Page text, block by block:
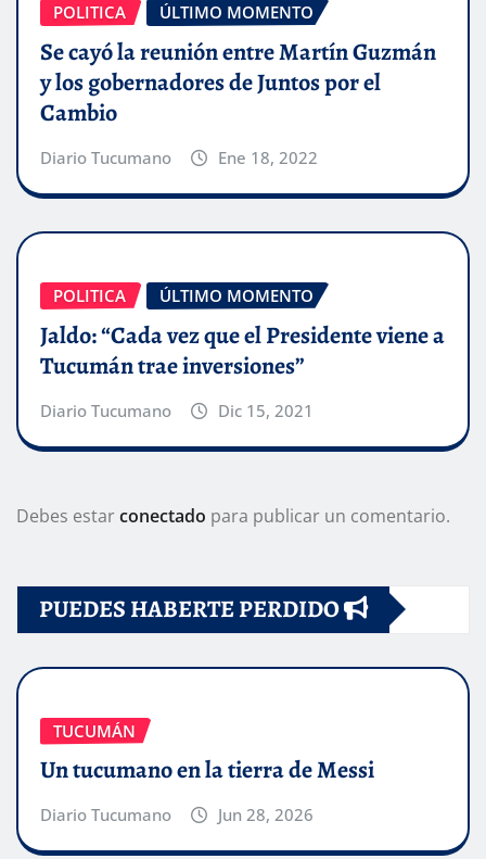
POLITICA ÚLTIMO MOMENTO
Se cayó la reunión entre Martín Guzmán
y los gobernadores de Juntos por el
Cambio
Diario Tucumano Ene 18, 2022
POLITICA ÚLTIMO MOMENTO
Jaldo: “Cada vez que el Presidente viene a
Tucumán trae inversiones”
Diario Tucumano Dic 15, 2021
Debes estarconectado para publicar un comentario.
PUEDES HABERTE PERDIDO
TUCUMÁN
Un tucumano en la tierra de Messi
Diario Tucumano Jun 28, 2026